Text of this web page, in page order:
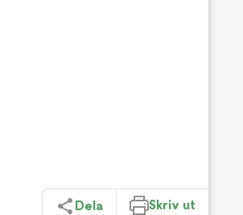
Dela Skriv ut